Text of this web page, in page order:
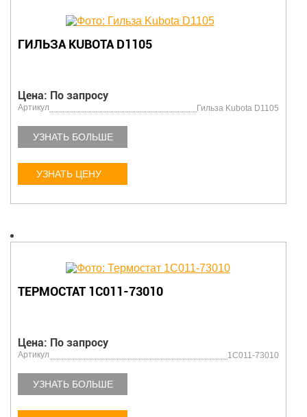
ГИЛЬЗА KUBOTA D1105
Цена: По запросу
Артикул Гильза Kubota D1105
УЗНАТЬ БОЛЬШЕ
УЗНАТЬ ЦЕНУ
ТЕРМОСТАТ 1C011-73010
Цена: По запросу
Артикул 1C011-73010
УЗНАТЬ БОЛЬШЕ